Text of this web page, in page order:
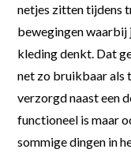
netjes zitten tijdens
bewegingen waarbij
kleding denkt. Dat
net zo bruikbaar als
verzorgd naast een
functioneel is maar
sommige dingen in